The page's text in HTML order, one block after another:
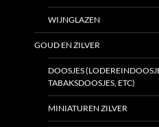
WIJNGLAZEN
GOUD EN ZILVER
DOOSJES
TABAKSDOOSJES, ETC)
MINIATUREN ZILVER